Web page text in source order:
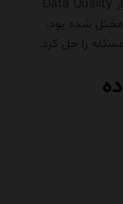
یکی تاریخ صدور فاکتور را و دیگری تاریخ تسویه را، ابزار Data Quality
شده بود.